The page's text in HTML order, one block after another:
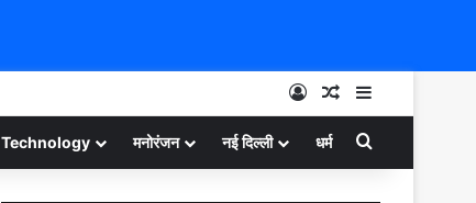
Log InRandom Article
Sidebar
Technology मनोरंजन नई दिल्ली धर्म Search for